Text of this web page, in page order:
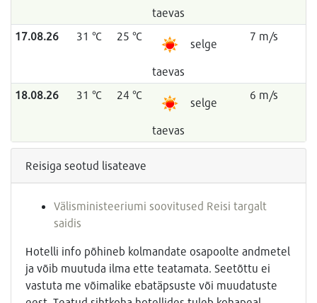
taevas
17.08.26 31 °C 25 °C
selge
taevas
7 m/s
18.08.26 31 °C 24 °C
selge
taevas
6 m/s
Reisiga seotud lisateave
Välisministeeriumi soovitused Reisi targalt
saidis
Hotelli info põhineb kolmandate osapoolte andmetel
ja võib muutuda ilma ette teatamata. Seetõttu ei
vastuta me võimalike ebatäpsuste või muudatuste